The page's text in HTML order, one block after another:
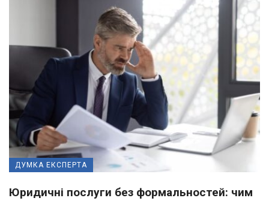
ДУМКА ЕКСПЕРТА
Юридичні послуги без формальностей: чим